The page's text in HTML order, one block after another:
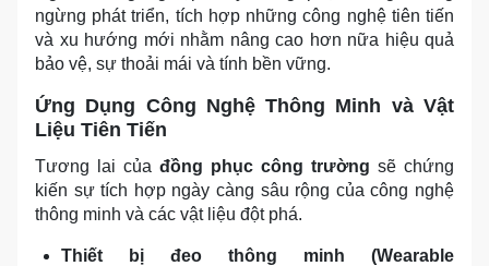
ngừng phát triển, tích hợp những công nghệ tiên tiến
và xu hướng mới nhằm nâng cao hơn nữa hiệu quả
bảo vệ, sự thoải mái và tính bền vững.
Ứng Dụng Công Nghệ Thông Minh và Vật
Liệu Tiên Tiến
Tương lai của đồng phục công trường sẽ chứng
kiến sự tích hợp ngày càng sâu rộng của công nghệ
thông minh và các vật liệu đột phá.
Thiết bị đeo thông minh (Wearable